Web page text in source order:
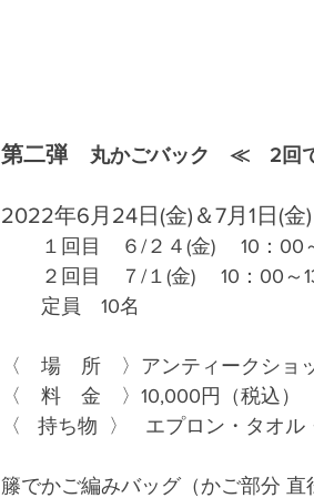
第二弾 丸かごバック　≪　2回
2022年6月24日(金)＆7月1日(金)
１回目　６/２４(金)　 10：00
２回目　７/１(金)　 10：00～
定員　10名
〈　場　所　〉アンティークシ
〈　料　金　〉10,000円（税込
〈   持ち物  〉   エプロン・タオ
籐でかご編みバッグ（かご部分